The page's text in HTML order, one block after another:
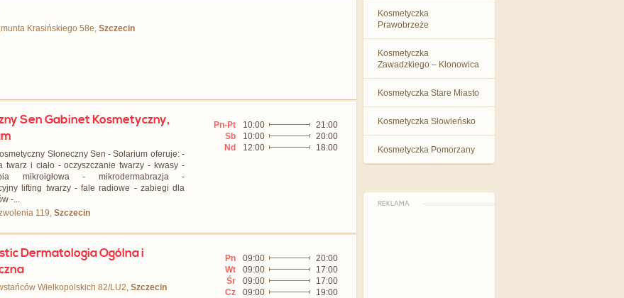
Krasińskiego 58e, Szczecin
Sen Gabinet Kosmetyczny,
Słoneczny Sen - Solarium oferuje: -
twarz i ciało - oczyszczanie twarzy - kwasy -
mikroigłowa - mikrodermabrazja -
lifting twarzy - fale radiowe - zabiegi dla
-...
119, Szczecin
Pn-Pt 10:00
21:00
Sb
10:00
20:00
Nd
12:00 18:00
Dermatologia Ogólna i
Wielkopolskich 82/LU2, Szczecin
Pn 09:00
20:00
Wt
09:00
17:00
Śr
09:00
17:00
Cz
09:00
19:00
Kosmetyczka
Prawobrzeże
Kosmetyczka
Zawadzkiego – Klonowica
Kosmetyczka Stare Miasto
Kosmetyczka Słowieńsko
Kosmetyczka Pomorzany
REKLAMA